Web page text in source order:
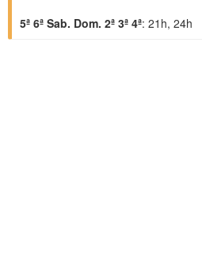
5ª 6ª Sab. Dom. 2ª 3ª 4ª: 21h, 24h